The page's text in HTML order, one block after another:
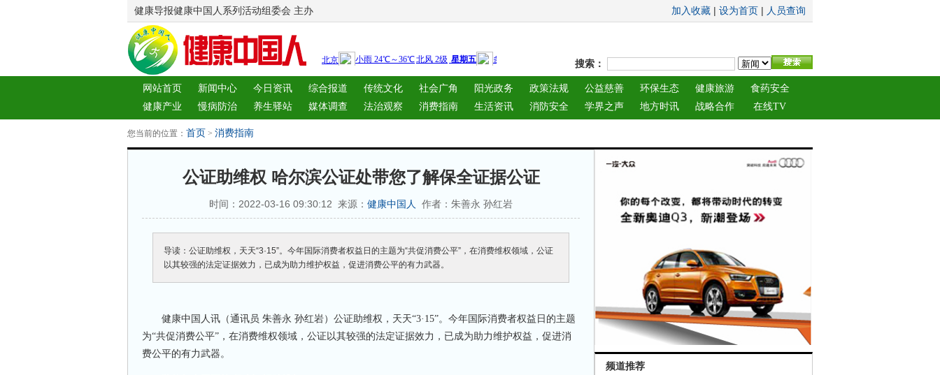
健康导报健康中国人系列活动组委会 主办 加入收藏 | 设为首页 | 人员查询
搜索：
网站首页 新闻中心 今日资讯 综合报道 传统文化 社会广角 阳光政务 政策法规 公益慈善 环保生态 健康旅游
食药安全
健康产业
慢病防治 养生驿站 媒体调查 法治观察 消费指南 生活资讯 消防安全 学界之声 地方时讯 战略合作
在线TV
您当前的位置： 首页 > 消费指南
公证助维权 哈尔滨公证处带您了解保全证据公证
时间：2022-03-16 09:30:12 来源： 健康中国人 作者：朱善永 孙红岩
导读：公证助维权，天天“3·15”。今年国际消费者权益日的主题为“共促消费公平”，在消费维权领域，公证
以其较强的法定证据效力，已成为助力维护权益，促进消费公平的有力武器。
健康中国人讯（通讯员 朱善永 孙红岩）公证助维权，天天“3·15”。今年国际消费者权益日的主题
为“共促消费公平”，在消费维权领域，公证以其较强的法定证据效力，已成为助力维护权益，促进消
费公平的有力武器。
频道推荐